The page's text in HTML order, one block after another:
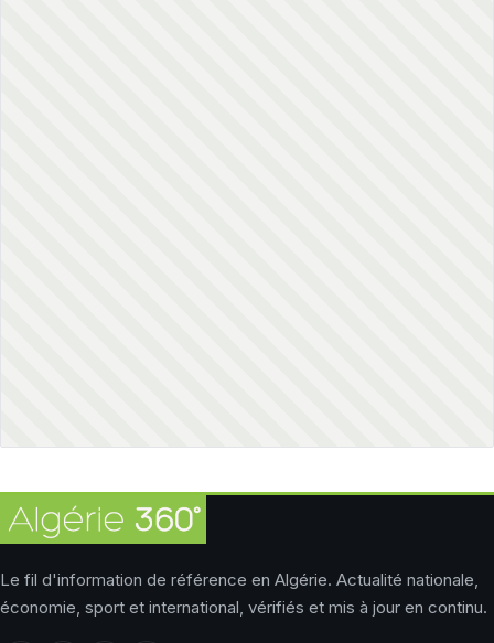
Le fil d'information de référence en Algérie. Actualité nationale,
économie, sport et international, vérifiés et mis à jour en continu.